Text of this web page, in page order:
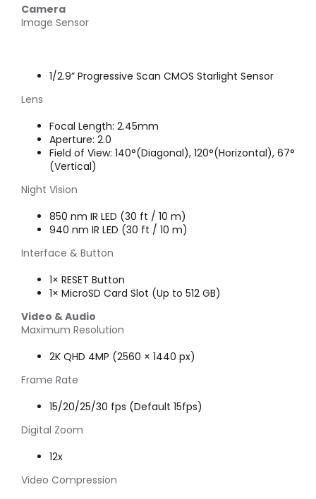
Camera
Image Sensor
1/2.9” Progressive Scan CMOS Starlight Sensor
Lens
Focal Length: 2.45mm
Aperture: 2.0
Field of View: 140°(Diagonal), 120°(Horizontal), 67°
(Vertical)
Night Vision
850 nm IR LED (30 ft / 10 m)
940 nm IR LED (30 ft / 10 m)
Interface & Button
1× RESET Button
1× MicroSD Card Slot (Up to 512 GB)
Video & Audio
Maximum Resolution
2K QHD 4MP (2560 × 1440 px)
Frame Rate
15/20/25/30 fps (Default 15fps)
Digital Zoom
12x
Video Compression